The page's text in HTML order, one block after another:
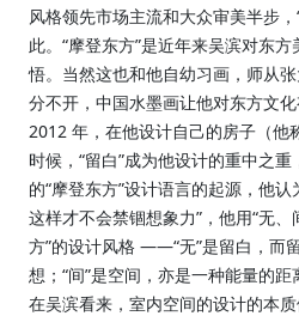
风格领先市场主流和大众审美半步
此。“摩登东方”是近年来吴滨对东
悟。当然这也和他自幼习画，师从
分不开，中国水墨画让他对东方文
2012 年，在他设计自己的房子（他
时候，“留白”成为他设计的重中之
的“摩登东方”设计语言的起源，他认
这样才不会禁锢想象力”，他用“无
方”的设计风格 ——“无”是留白，而
想；“间”是空间，亦是一种能量的距
在吴滨看来，室内空间的设计的本质